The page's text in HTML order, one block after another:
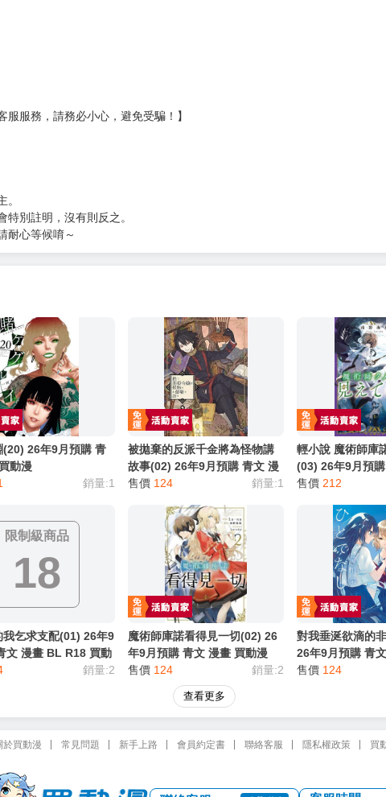
Ｅ破壞袋（快遞袋）
貨
）
服務，請務必小心，避免受騙！】
。
別註明，沒有則反之。
耐心等候唷～
動漫
銷量:1
被拋棄的反派千金將為怪物講
故事(02) 26年9月預購 青文 漫
畫 買動漫
售價 124 銷量:1
輕小說 魔術師庫
(03) 26年9月預購
買動漫
售價 212
18